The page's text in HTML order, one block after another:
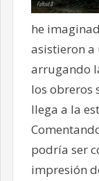
he
asistieron a
arrugando
los obreros
llega a la
podría ser
impresión